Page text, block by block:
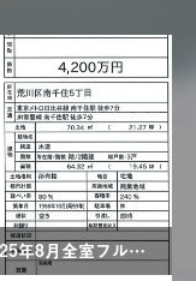
荒川区の一棟売りアパート 現況空 2025年8月全室フルリノベーション